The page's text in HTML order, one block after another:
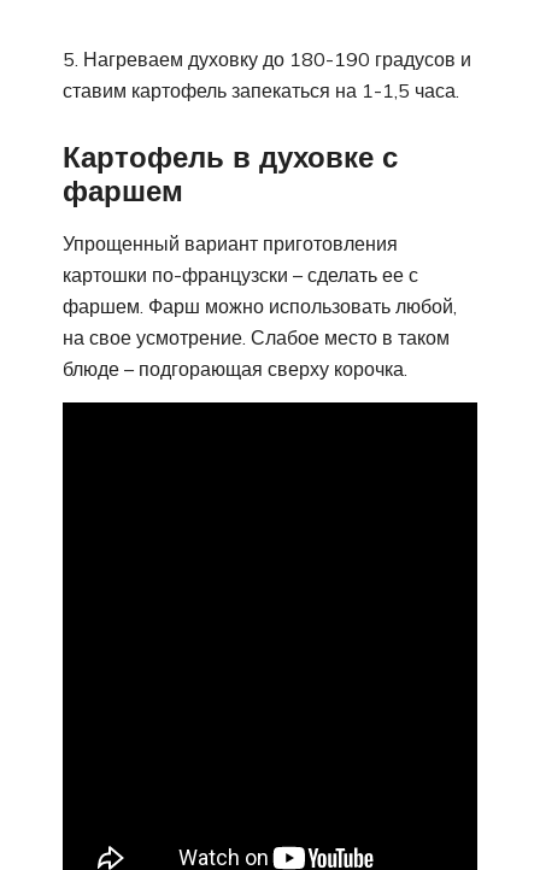
5. Нагреваем духовку до 180-190 градусов и
ставим картофель запекаться на 1-1,5 часа.
Картофель в духовке с
фаршем
Упрощенный вариант приготовления
картошки по-французски – сделать ее с
фаршем. Фарш можно использовать любой,
на свое усмотрение. Слабое место в таком
блюде – подгорающая сверху корочка.